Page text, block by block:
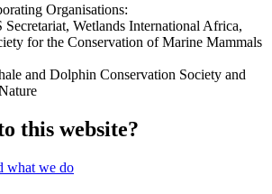
Organisations:
Wetlands International Africa,
for the Conservation of Marine Mammals
and Dolphin Conservation Society and
this website?
what we do